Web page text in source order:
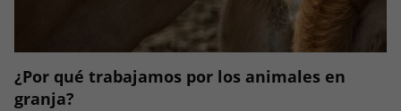
¿Por qué trabajamos por los animales en
granja?